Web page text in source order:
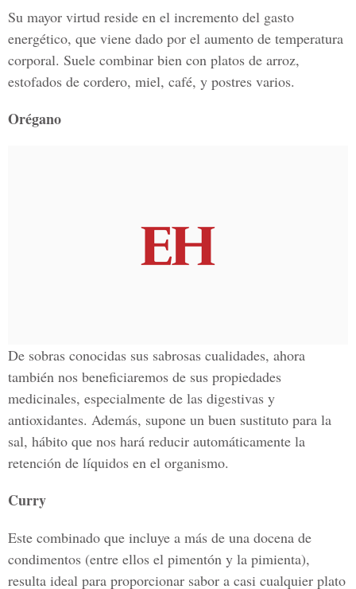
Su mayor virtud reside en el incremento del gasto
energético, que viene dado por el aumento de temperatura
corporal. Suele combinar bien con platos de arroz,
estofados de cordero, miel, café, y postres varios.
Orégano
De sobras conocidas sus sabrosas cualidades, ahora
también nos beneficiaremos de sus propiedades
medicinales, especialmente de las digestivas y
antioxidantes. Además, supone un buen sustituto para la
sal, hábito que nos hará reducir automáticamente la
retención de líquidos en el organismo.
Curry
Este combinado que incluye a más de una docena de
condimentos (entre ellos el pimentón y la pimienta),
resulta ideal para proporcionar sabor a casi cualquier plato